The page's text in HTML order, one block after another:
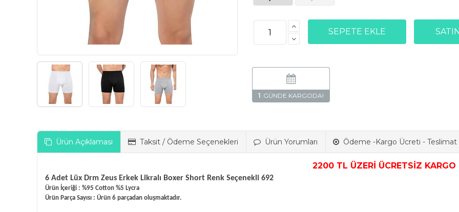
1
Ürün Açıklaması Taksit / Ödeme Seçenekleri Ürün Yorumları Ödeme -Kargo Ücreti - Teslimat
2200 TL ÜZERİ ÜCRETSİZ KARGO
6 Adet Lüx Drm Zeus Erkek Likralı Boxer Short Renk Seçenekli 692
Ürün İçeriği : %95 Cotton %5 Lycra
Ürün Parça Sayısı : Ürün 6 parçadan oluşmaktadır.